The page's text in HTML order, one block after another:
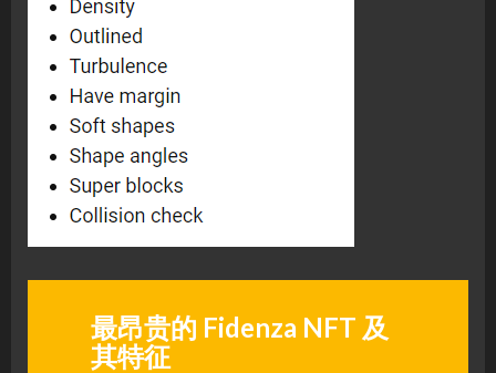
最昂贵的 Fidenza NFT 及
其特征